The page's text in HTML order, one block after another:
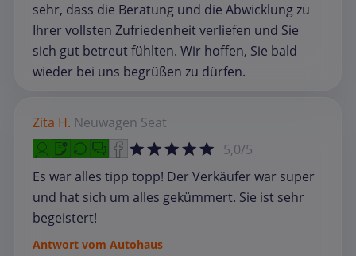
sehr, dass die Beratung und die Abwicklung zu
Ihrer vollsten Zufriedenheit verliefen und Sie
sich gut betreut fühlten. Wir hoffen, Sie bald
wieder bei uns begrüßen zu dürfen.
Zita H. Neuwagen Seat
5,0/5
Es war alles tipp topp! Der Verkäufer war super
und hat sich um alles gekümmert. Sie ist sehr
begeistert!
Antwort vom Autohaus